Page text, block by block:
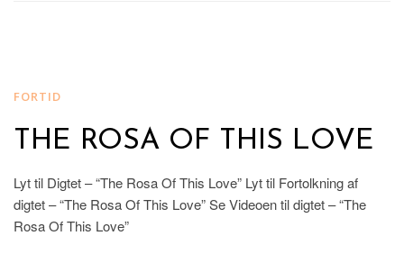
FORTID
THE ROSA OF THIS LOVE
Lyt til Digtet – “The Rosa Of This Love” Lyt til Fortolkning af
digtet – “The Rosa Of This Love” Se Videoen til digtet – “The
Rosa Of This Love”